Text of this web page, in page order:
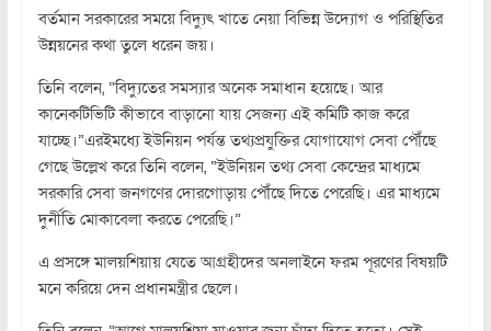
বর্তমান সরকারের সময়ে বিদ্যুৎ খাতে নেয়া বিভিন্ন উদ্যোগ ও পরিস্থিতির
উন্নয়নের কথা তুলে ধরেন জয়।
তিনি বলেন, “বিদ্যুতের সমস্যার অনেক সমাধান হয়েছে। আর
কানেকটিভিটি কীভাবে বাড়ানো যায় সেজন্য এই কমিটি কাজ করে
যাচ্ছে।”এরইমধ্যে ইউনিয়ন পর্যন্ত তথ্যপ্রযুক্তির যোগাযোগ সেবা পৌঁছে
গেছে উল্লেখ করে তিনি বলেন, “ইউনিয়ন তথ্য সেবা কেন্দ্রের মাধ্যমে
সরকারি সেবা জনগণের দোরগোড়ায় পৌঁছে দিতে পেরেছি। এর মাধ্যমে
দুর্নীতি মোকাবেলা করতে পেরেছি।”
এ প্রসঙ্গে মালয়শিয়ায় যেতে আগ্রহীদের অনলাইনে ফরম পূরণের বিষয়টি
মনে করিয়ে দেন প্রধানমন্ত্রীর ছেলে।